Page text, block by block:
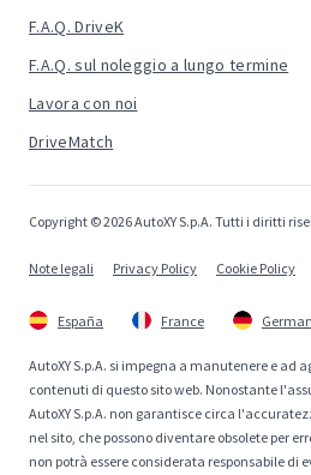
F.A.Q. DriveK
F.A.Q. sul noleggio a lungo termine
Lavora con noi
DriveMatch
Copyright © 2026 AutoXY S.p.A. Tutti i diritti
Note legali Privacy Policy Cookie Policy
España France
AutoXY S.p.A. si impegna a manutenere e ad
contenuti di questo sito web. Nonostante
AutoXY S.p.A. non garantisce circa
nel sito, che possono diventare obsolete per
non potrà essere considerata responsabile di